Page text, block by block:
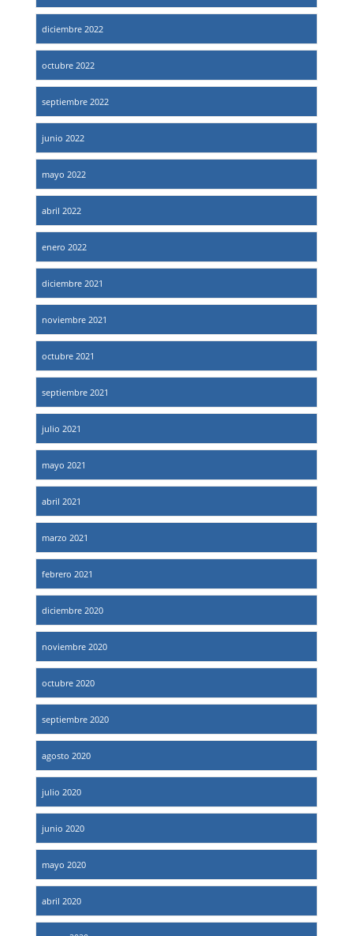
diciembre 2022
octubre 2022
septiembre 2022
junio 2022
mayo 2022
abril 2022
enero 2022
diciembre 2021
noviembre 2021
octubre 2021
septiembre 2021
julio 2021
mayo 2021
abril 2021
marzo 2021
febrero 2021
diciembre 2020
noviembre 2020
octubre 2020
septiembre 2020
agosto 2020
julio 2020
junio 2020
mayo 2020
abril 2020